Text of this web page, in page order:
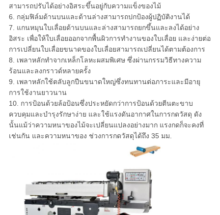
สามารถปรับได้อย่างอิสระขึ้นอยู่กับความแข็งของไม้
6. กลุ่มฟิล์มด้านบนและด้านล่างสามารถปกป้องผู้ปฏิบัติงานได้
7. แกนหมุนใบเลื่อยด้านบนและล่างสามารถยกขึ้นและลงได้อย่าง
อิสระ เพื่อให้ใบเลื่อยออกจากพื้นผิวการทำงานของใบเลื่อย และง่ายต่อ
การเปลี่ยนใบเลื่อยขนาดของใบเลื่อยสามารถเปลี่ยนได้ตามต้องการ
8. เพลาหลักทำจากเหล็กโลหะผสมพิเศษ ซึ่งผ่านกรรมวิธีทางความ
ร้อนและลงกราวด์หลายครั้ง
9. เพลาหลักใช้ตลับลูกปืนขนาดใหญ่ซึ่งทนทานต่อภาระและมีอายุ
การใช้งานยาวนาน
10. การป้อนด้วยล้อป้อนซึ่งประหยัดกว่าการป้อนด้วยตีนตะขาบ
ควบคุมและบำรุงรักษาง่าย และใช้แรงดันอากาศในการกดวัสดุ ดัง
นั้นแม้ว่าความหนาของไม้จะเปลี่ยนแปลงอย่างมาก แรงกดก็จะคงที่
เช่นกัน และความหนาของ ช่วงการกดวัสดุได้ถึง 35 มม.